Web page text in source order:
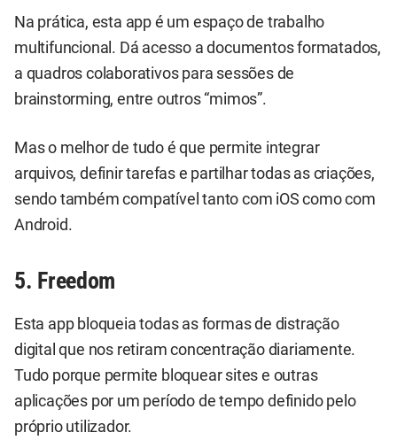
Na prática, esta app é um espaço de trabalho
multifuncional. Dá acesso a documentos formatados,
a quadros colaborativos para sessões de
brainstorming, entre outros “mimos”.
Mas o melhor de tudo é que permite integrar
arquivos, definir tarefas e partilhar todas as criações,
sendo também compatível tanto com iOS como com
Android.
5. Freedom
Esta app bloqueia todas as formas de distração
digital que nos retiram concentração diariamente.
Tudo porque permite bloquear sites e outras
aplicações por um período de tempo definido pelo
próprio utilizador.